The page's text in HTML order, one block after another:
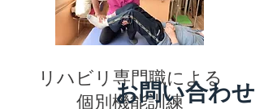
リハビリ専門職による
​個別機能訓練
お問い合わせ